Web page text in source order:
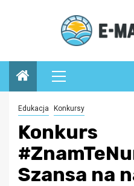
Menu
główne
Edukacja Konkursy
Konkurs
Szansa na